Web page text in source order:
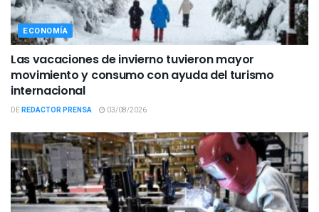
ECONOMÍA
Las vacaciones de invierno tuvieron mayor
movimiento y consumo con ayuda del turismo
internacional
DEREDACTOR PRENSA 03/08/2026